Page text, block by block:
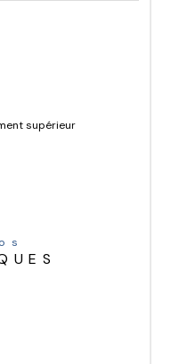
supérieur